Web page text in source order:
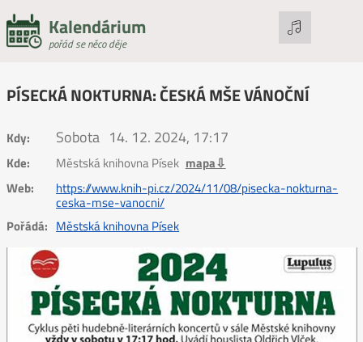
Kalendárium
pořád se něco děje
PÍSECKÁ NOKTURNA: ČESKÁ MŠE VÁNOČNÍ
Kdy: Sobota 14. 12. 2024, 17:17
Kde: Městská knihovna Písek mapa⇩
Web:
https://www.knih-pi.cz/2024/11/08/pisecka-nokturna-
ceska-mse-vanocni/
Pořádá: Městská knihovna Písek